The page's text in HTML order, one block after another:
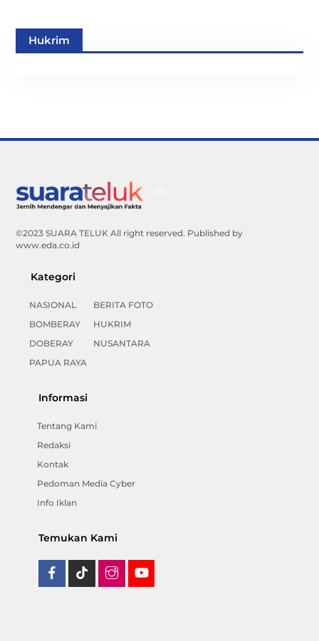
Hukrim
©2023 SUARA TELUK All right reserved. Published by
www.eda.co.id
Kategori
NASIONAL
BOMBERAY
DOBERAY
PAPUA RAYA
BERITA FOTO
HUKRIM
NUSANTARA
Informasi
Tentang Kami
Redaksi
Kontak
Pedoman Media Cyber
Info Iklan
Temukan Kami